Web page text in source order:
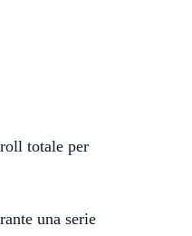
totale per
una serie